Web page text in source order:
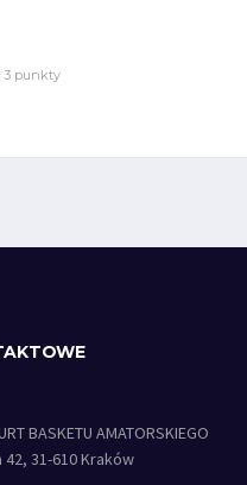
3 punkty
BASKETU AMATORSKIEGO
31-610 Kraków